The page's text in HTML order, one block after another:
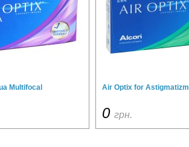
Multifocal Air Optix for Astigmatizm
0 грн.